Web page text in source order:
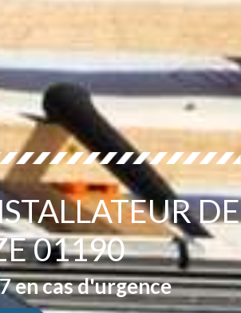
DE
01190
en cas d'urgence